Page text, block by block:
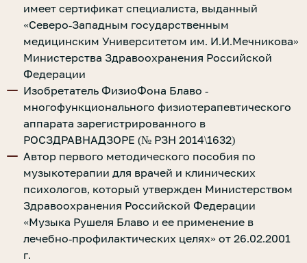
имеет сертификат специалиста, выданный
«Северо-Западным государственным
медицинским Университетом им. И.И.Мечникова»
Министерства Здравоохранения Российской
Федерации
Изобретатель ФизиоФона Блаво -
многофункционального физиотерапевтического
аппарата зарегистрированного в
РОСЗДРАВНАДЗОРЕ (№ РЗН 2014\1632)
Автор первого методического пособия по
музыкотерапии для врачей и клинических
психологов, который утвержден Министерством
Здравоохранения Российской Федерации
«Музыка Рушеля Блаво и ее применение в
лечебно-профилактических целях» от 26.02.2001
г.